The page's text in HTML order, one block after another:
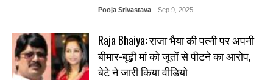
Pooja Srivastava - Sep 9, 2025
Raja Bhaiya: राजा भैया की पत्नी पर अपनी
बीमार-बूढ़ी मां को जूतों से पीटने का आरोप,
बेटे ने जारी किया वीडियो